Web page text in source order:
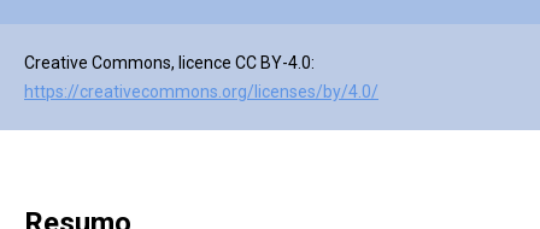
Creative Commons, licence CC BY-4.0:
https://creativecommons.org/licenses/by/4.0/